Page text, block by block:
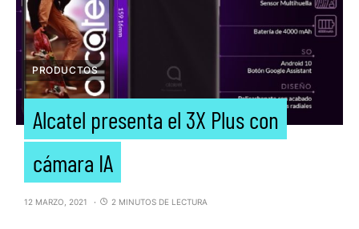
PRODUCTOS
Alcatel presenta el 3X Plus con
cámara IA
12 MARZO, 2021 2 MINUTOS DE LECTURA